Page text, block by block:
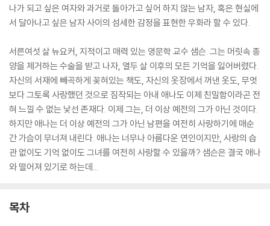
나가 되고 싶은 여자와 과거로 돌아가고 싶어 하지 않는 남자, 혹은 현실에
서 달아나고 싶은 남자 사이의 섬세한 감정을 표현한 우화라 할 수 있다.
서른여섯 살 뉴요커, 지적이고 매력 있는 영문학 교수 샘슨. 그는 머릿속 종
양을 제거하는 수술을 받고 나자, 열두 살 이후의 모든 기억을 잃어버렸다.
자신의 서재에 빼곡하게 꽂혀있는 책도, 자신의 옷장에서 꺼낸 옷도, 무엇
보다 그토록 사랑했던 것으로 짐작되는 아내 애나도 이제 친밀함이라곤 전
혀 느낄 수 없는 낯선 존재다. 이제 그는, 더 이상 예전의 그가 아닌 것이다.
하지만 애나는 더 이상 예전의 그가 아닌 남편을 여전히 사랑하기에 매순
간 가슴이 무너져 내린다. 애나는 너무나 아름다운 연인이지만, 사랑의 습
관 없이도 기억 없이도 그녀를 여전히 사랑할 수 있을까? 샘슨은 결국 애나
와 떨어져 있기로 하는데...
목차